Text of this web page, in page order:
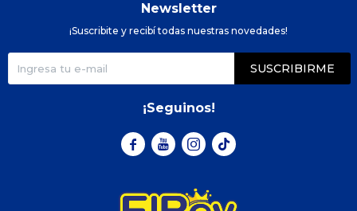
Newsletter
¡Suscribite y recibí todas nuestras novedades!
SUSCRIBIRME
¡Seguinos!
  